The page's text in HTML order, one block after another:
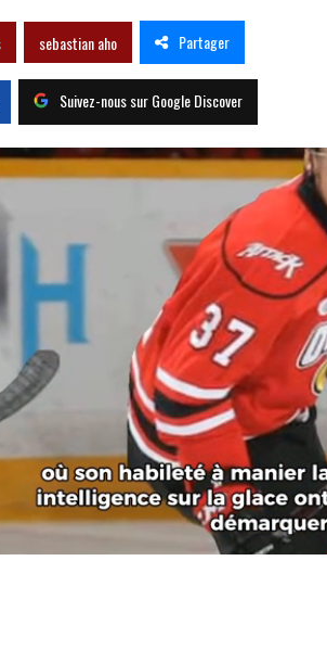
sebastian aho Partager
Suivez-nous sur Google Discover